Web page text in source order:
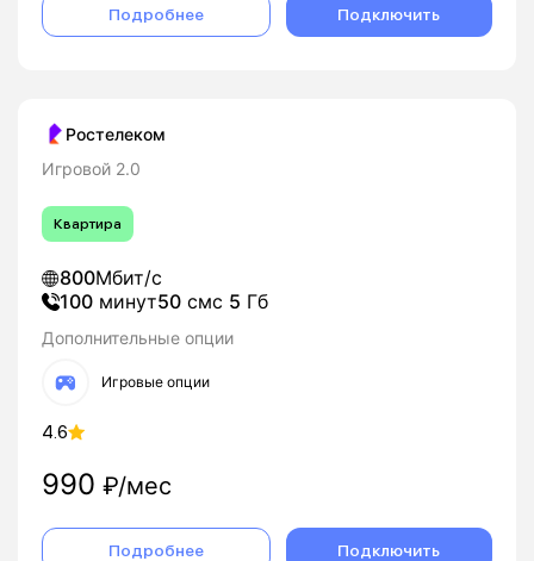
Подробнее Подключить
Ростелеком
Игровой 2.0
Квартира
800Мбит/с
100 минут50 смс 5 Гб
Дополнительные опции
Игровые опции
4.6
990 ₽/мес
Подробнее Подключить